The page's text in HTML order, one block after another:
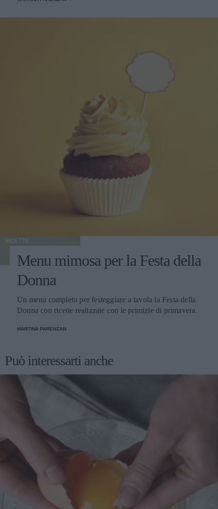
RICETTE
Menu mimosa per la Festa della
Donna
Un menu completo per festeggiare a tavola la Festa della
Donna con ricette realizzate con le primizie di primavera.
MARTINA PARENZAN
Può interessarti anche